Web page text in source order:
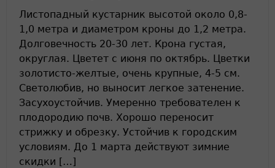
Листопадный кустарник высотой около 0,8-
1,0 метра и диаметром кроны до 1,2 метра.
Долговечность 20-30 лет. Крона густая,
округлая. Цветет с июня по октябрь. Цветки
золотисто-желтые, очень крупные, 4-5 см.
Светолюбив, но выносит легкое затенение.
Засухоустойчив. Умеренно требователен к
плодородию почв. Хорошо переносит
стрижку и обрезку. Устойчив к городским
условиям. До 1 марта действуют зимние
скидки […]